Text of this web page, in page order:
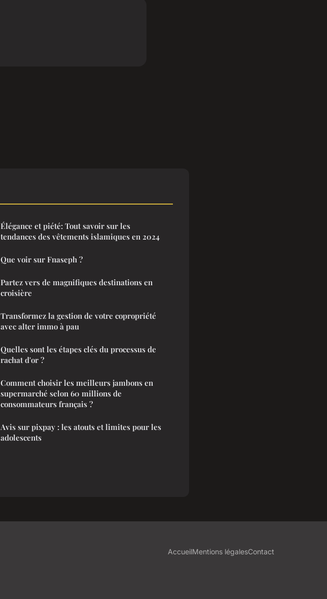
Élégance et piété: Tout savoir sur les
tendances des vêtements islamiques en 2024
Que voir sur Fnaseph ?
Partez vers de magnifiques destinations en
croisière
Transformez la gestion de votre copropriété
avec alter immo à pau
Quelles sont les étapes clés du processus de
rachat d'or ?
Comment choisir les meilleurs jambons en
supermarché selon 60 millions de
consommateurs français ?
Avis sur pixpay : les atouts et limites pour les
adolescents
AccueilMentions légalesContact